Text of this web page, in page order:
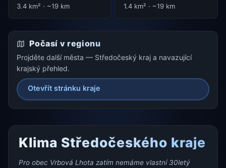
3.4 km² · ~19 km 1.4 km² · ~19 km
Počasí v regionu
Projděte další města — Středočeský kraj a navazující
krajský přehled.
Otevřít stránku kraje
Klima Středočeského kraje
Pro obec Vrbová Lhota zatím nemáme vlastní 30letý